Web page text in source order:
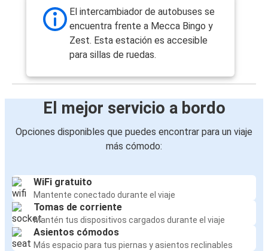
El intercambiador de autobuses se
encuentra frente a Mecca Bingo y
Zest. Esta estación es accesible
para sillas de ruedas.
El mejor servicio a bordo
Opciones disponibles que puedes encontrar para un viaje
más cómodo:
WiFi gratuito
Mantente conectado durante el viaje
Tomas de corriente
Mantén tus dispositivos cargados durante el viaje
Asientos cómodos
Más espacio para tus piernas y asientos reclinables